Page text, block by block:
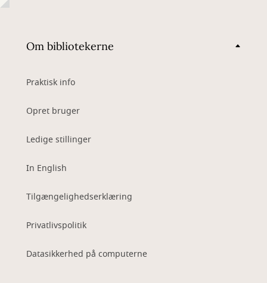
Om bibliotekerne
Praktisk info
Opret bruger
Ledige stillinger
In English
Tilgængelighedserklæring
Privatlivspolitik
Datasikkerhed på computerne